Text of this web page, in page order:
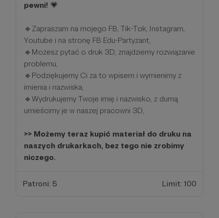
pewni! 💗
🔹Zapraszam na mojego FB, Tik-Tok, Instagram,
Youtube i na stronę FB Edu-Partyzant,
🔹Możesz pytać o druk 3D, znajdziemy rozwiązanie
problemu,
🔹Podziękujemy Ci za to wpisem i wymienimy z
imienia i nazwiska,
🔹Wydrukujemy Twoje imię i nazwisko, z dumą
umieścimy je w naszej pracowni 3D,
>> Możemy teraz kupić materiał do druku na
naszych drukarkach, bez tego nie zrobimy
niczego.
Patroni: 5 Limit: 100